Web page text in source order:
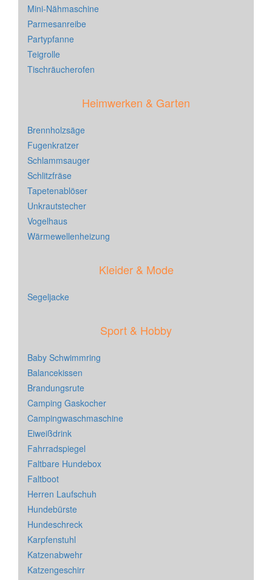
Mini-Nähmaschine
Parmesanreibe
Partypfanne
Teigrolle
Tischräucherofen
Heimwerken & Garten
Brennholzsäge
Fugenkratzer
Schlammsauger
Schlitzfräse
Tapetenablöser
Unkrautstecher
Vogelhaus
Wärmewellenheizung
Kleider & Mode
Segeljacke
Sport & Hobby
Baby Schwimmring
Balancekissen
Brandungsrute
Camping Gaskocher
Campingwaschmaschine
Eiweißdrink
Fahrradspiegel
Faltbare Hundebox
Faltboot
Herren Laufschuh
Hundebürste
Hundeschreck
Karpfenstuhl
Katzenabwehr
Katzengeschirr